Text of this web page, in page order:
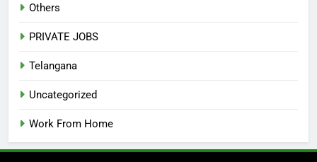
Others
PRIVATE JOBS
Telangana
Uncategorized
Work From Home